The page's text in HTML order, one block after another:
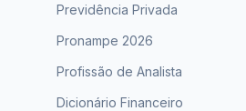
Previdência Privada
Pronampe 2026
Profissão de Analista
Dicionário Financeiro